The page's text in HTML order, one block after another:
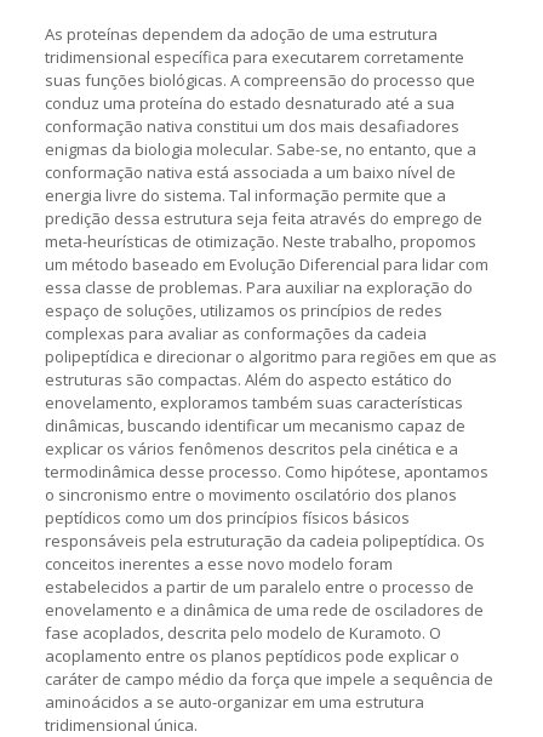
As proteínas dependem da adoção de uma estrutura
tridimensional específica para executarem corretamente
suas funções biológicas. A compreensão do processo que
conduz uma proteína do estado desnaturado até a sua
conformação nativa constitui um dos mais desafiadores
enigmas da biologia molecular. Sabe-se, no entanto, que a
conformação nativa está associada a um baixo nível de
energia livre do sistema. Tal informação permite que a
predição dessa estrutura seja feita através do emprego de
meta-heurísticas de otimização. Neste trabalho, propomos
um método baseado em Evolução Diferencial para lidar com
essa classe de problemas. Para auxiliar na exploração do
espaço de soluções, utilizamos os princípios de redes
complexas para avaliar as conformações da cadeia
polipeptídica e direcionar o algoritmo para regiões em que as
estruturas são compactas. Além do aspecto estático do
enovelamento, exploramos também suas características
dinâmicas, buscando identificar um mecanismo capaz de
explicar os vários fenômenos descritos pela cinética e a
termodinâmica desse processo. Como hipótese, apontamos
o sincronismo entre o movimento oscilatório dos planos
peptídicos como um dos princípios físicos básicos
responsáveis pela estruturação da cadeia polipeptídica. Os
conceitos inerentes a esse novo modelo foram
estabelecidos a partir de um paralelo entre o processo de
enovelamento e a dinâmica de uma rede de osciladores de
fase acoplados, descrita pelo modelo de Kuramoto. O
acoplamento entre os planos peptídicos pode explicar o
caráter de campo médio da força que impele a sequência de
aminoácidos a se auto-organizar em uma estrutura
tridimensional única.